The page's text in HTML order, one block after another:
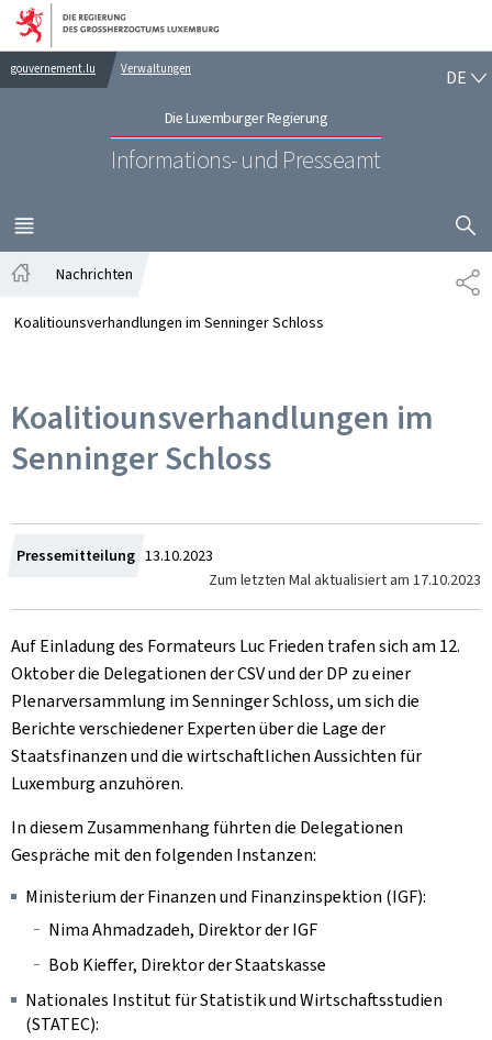
Zur Hauptnavigation
Zum Inhalt
gouvernement.lu Verwaltungen
Die Luxemburger Regierung
Informations- und Presseamt
DE
MENÜ
HAUPT-
Nachrichten
Koalitiounsverhandlungen im Senninger Schloss
Koalitiounsverhandlungen im
Senninger Schloss
Pressemitteilung Zum
13.10.2023
Zum letzten Mal aktualisiert am 17.10.2023
Auf Einladung des Formateurs Luc Frieden trafen sich am 12.
Oktober die Delegationen der CSV und der DP zu einer
Plenarversammlung im Senninger Schloss, um sich die
Berichte verschiedener Experten über die Lage der
Staatsfinanzen und die wirtschaftlichen Aussichten für
Luxemburg anzuhören.
In diesem Zusammenhang führten die Delegationen
Gespräche mit den folgenden Instanzen:
Ministerium der Finanzen und Finanzinspektion (IGF):
Nima Ahmadzadeh, Direktor der IGF
Bob Kieffer, Direktor der Staatskasse
Nationales Institut für Statistik und Wirtschaftsstudien
(STATEC):